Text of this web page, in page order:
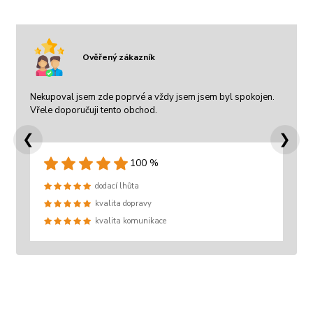
Ověřený zákazník
Nekupoval jsem zde poprvé a vždy jsem jsem byl spokojen.
Vřele doporučuji tento obchod.
100 %
dodací lhůta
kvalita dopravy
kvalita komunikace
❮ ❯